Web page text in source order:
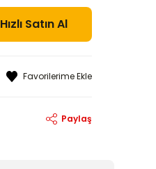
Hızlı Satın Al
Paylaş